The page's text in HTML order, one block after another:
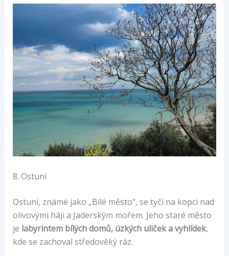
8. Ostuni
Ostuni, známé jako „Bílé město“, se tyčí na kopci nad
olivovými háji a Jaderským mořem. Jeho staré město
je labyrintem bílých domů, úzkých uliček a vyhlídek,
kde se zachoval středověký ráz.